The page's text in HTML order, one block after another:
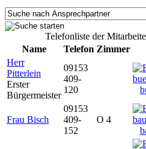
Telefonliste der
Name
Telefon Zimmer
Herr
Pitterlein
Erster
Bürgermeister
09153
409-
120
Frau Bisch
09153
409-
152
O 4